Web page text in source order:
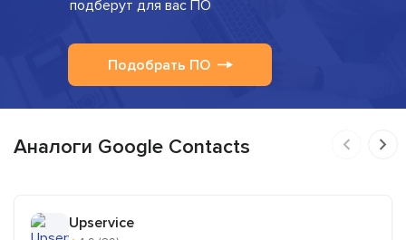
подберут для вас ПО
Подобрать ПО
Аналоги Google Contacts
Upservice